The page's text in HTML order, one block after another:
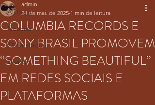
All Posts
Notícias
Fã-Destaque
Eventos
COLUMBIA RECORDS E
SONY BRASIL PROMOVEM
“SOMETHING BEAUTIFUL”
EM REDES SOCIAIS E
PLATAFORMAS
admin
24 de mai. de 2025 1 min de leitura